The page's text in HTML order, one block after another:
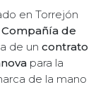
en Torrejón
Compañía de
de un contrato
para la
de la mano